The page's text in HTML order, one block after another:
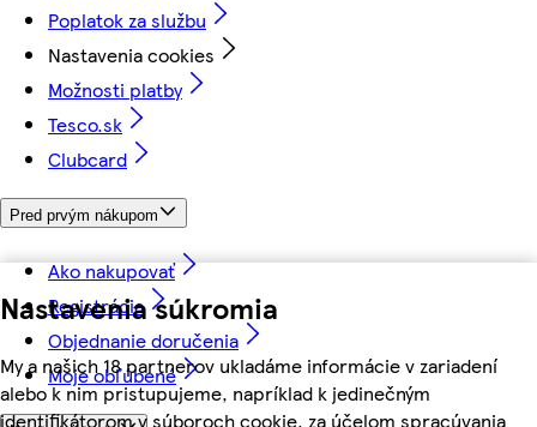
Nastavenia súkromia
My a našich 18 partnerov ukladáme informácie v zariadení
alebo k nim pristupujeme, napríklad k jedinečným
identifikátorom v súboroch cookie, za účelom spracúvania
Poplatok za službu
Nastavenia cookies
Možnosti platby
Tesco.sk
Clubcard
Pred prvým nákupom
Ako nakupovať
Registrácia
Objednanie doručenia
Moje obľúbené